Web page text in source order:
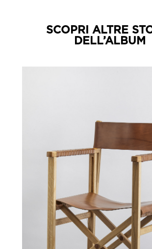
SCOPRI ALTRE
DELL’ALBUM